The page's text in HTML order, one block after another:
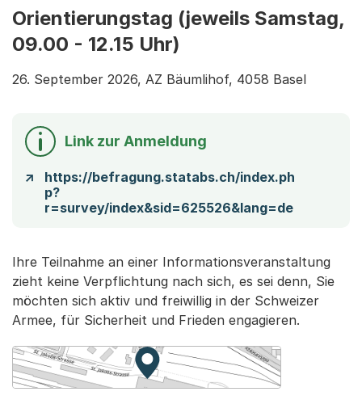
Orientierungstag (jeweils Samstag,
09.00 - 12.15 Uhr)
26. September 2026, AZ Bäumlihof, 4058 Basel
Link zur Anmeldung
https://befragung.statabs.ch/index.ph
p?
r=survey/index&sid=625526&lang=de
Ihre Teilnahme an einer Informationsveranstaltung
zieht keine Verpflichtung nach sich, es sei denn, Sie
möchten sich aktiv und freiwillig in der Schweizer
Armee, für Sicherheit und Frieden engagieren.
Zur Karte von MapBS.
Externer Link, wird in einem